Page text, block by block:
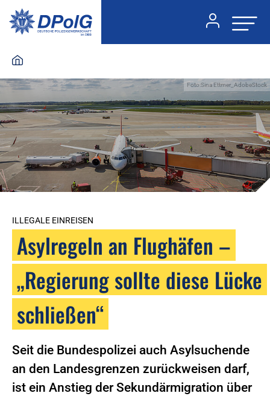
Foto:Sina Ettmer_AdobeStock
ILLEGALE EINREISEN
Asylregeln an Flughäfen –
„Regierung sollte diese Lücke
schließen“
Seit die Bundespolizei auch Asylsuchende
an den Landesgrenzen zurückweisen darf,
ist ein Anstieg der Sekundärmigration über